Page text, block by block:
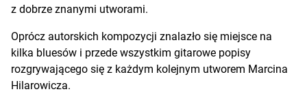
z dobrze znanymi utworami.
Oprócz autorskich kompozycji znalazło się miejsce na
kilka bluesów i przede wszystkim gitarowe popisy
rozgrywającego się z każdym kolejnym utworem Marcina
Hilarowicza.